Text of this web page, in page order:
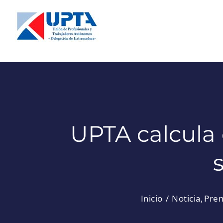
contenido
UPTA
Inicio Noticia